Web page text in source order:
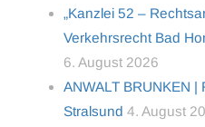
„Kanzlei 52 –
Verkehrsrecht Bad
6. August 2026
ANWALT BRUNKEN |
Stralsund 4. August